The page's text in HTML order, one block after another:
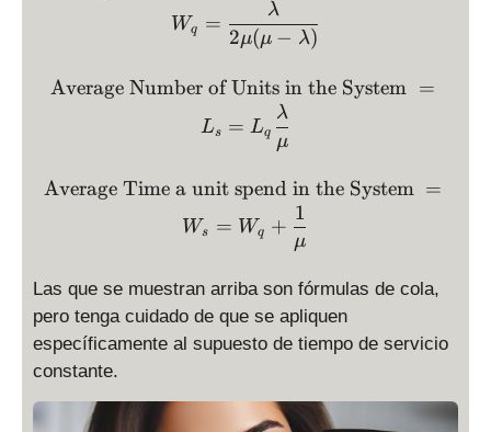
Wq =
2μ(μ − λ)
λ
\text{Average Number
Average Number of Units in the System =
Ls = Lq
μ
λ
\text{Average Time a
Average Time a unit spend in the System =
Ws = Wq +
μ
1
Las que se muestran arriba son fórmulas de cola,
pero tenga cuidado de que se apliquen
específicamente al supuesto de tiempo de servicio
constante.